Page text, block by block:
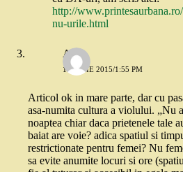
http://
nu-urile.html
Ada
16 IULIE 2015/1:55 PM
Articol ok in mare parte, dar cu
asa-numita cultura a violului. „Nu
noaptea chiar daca prietenele tale
baiat are voie? adica spatiul si
restrictionate pentru femei? Nu
sa evite anumite locuri si ore